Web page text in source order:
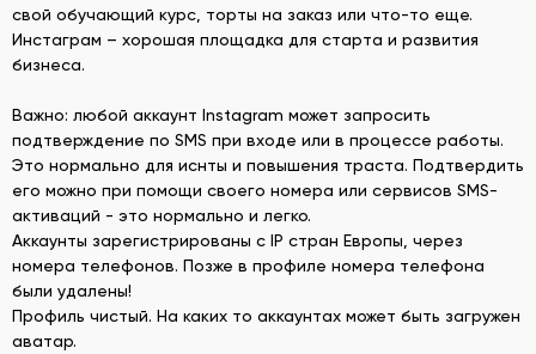
свой обучающий курс, торты на заказ или что-то еще.
Инстаграм – хорошая площадка для старта и развития
бизнеса.
Важно: любой аккаунт Instagram может запросить
подтверждение по SMS при входе или в процессе работы.
Это нормально для иснты и повышения траста. Подтвердить
его можно при помощи своего номера или сервисов SMS-
активаций - это нормально и легко.
Аккаунты зарегистрированы с IP стран Европы, через
номера телефонов. Позже в профиле номера телефона
были удалены!
Профиль чистый. На каких то аккаунтах может быть загружен
аватар.